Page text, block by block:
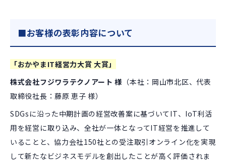
■お客様の表彰内容について
「おかやまIT経営力大賞 大賞」
株式会社フジワラテクノアート 様 （本社：岡山市北区、代表
取締役社長：藤原 恵子 様）
SDGsに沿った中期計画の経営改善案に基づいてIT、IoT利活
用を経営に取り込み、全社が一体となってIT経営を推進して
いることと、協力会社150社との受注取引オンライン化を実現
して新たなビジネスモデルを創出したことが高く評価されま